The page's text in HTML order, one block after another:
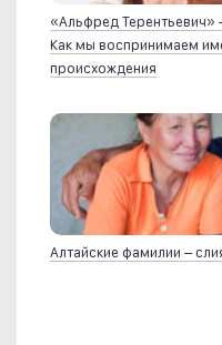
«Альфред Терентьевич»
Как мы воспринимаем
происхождения
Алтайские фамилии –